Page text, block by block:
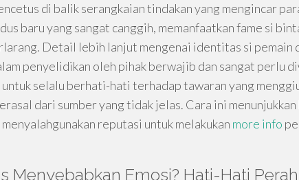
di balik serangkaian tindakan yang mengincar
baru yang sangat canggih, memanfaatkan fame si
Detail lebih lanjut mengenai identitas si pemain
penyelidikan oleh pihak berwajib dan sangat perlu
selalu berhati-hati terhadap tawaran yang
dari sumber yang tidak jelas. Cara ini menunjukkan
reputasi untuk melakukan more info
Menyebabkan Emosi? Hati-Hati